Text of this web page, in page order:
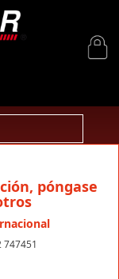
póngase
747451